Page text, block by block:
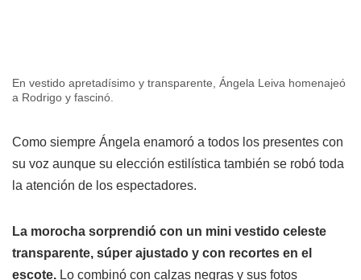
En vestido apretadísimo y transparente, Ángela Leiva homenajeó
a Rodrigo y fascinó.
Como siempre Ángela enamoró a todos los presentes con
su voz aunque su elección estilística también se robó toda
la atención de los espectadores.
La morocha sorprendió con un mini vestido celeste
transparente, súper ajustado y con recortes en el
escote. Lo combinó con calzas negras y sus fotos